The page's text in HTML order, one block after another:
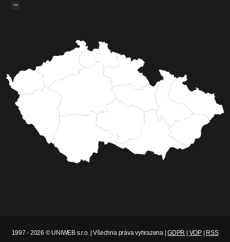
−
1997 - 2026 © UNIWEB s.r.o. | Všechna práva vyhrazena |GDPR VOP| RSS